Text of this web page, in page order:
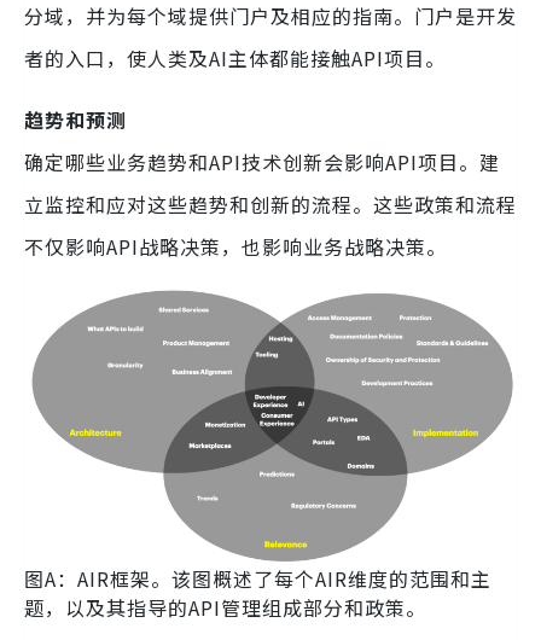
分域，并为每个域提供门户及相应的指南。门户是开发
者的入口，使人类及AI主体都能接触API项目。
趋势和预测
确定哪些业务趋势和API技术创新会影响API项目。建
立监控和应对这些趋势和创新的流程。这些政策和流程
不仅影响API战略决策，也影响业务战略决策。
图A：AIR框架。该图概述了每个AIR维度的范围和主
题，以及其指导的API管理组成部分和政策。